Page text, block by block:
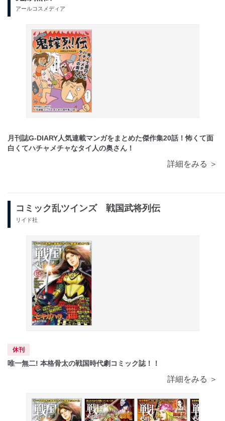
アールコスメディア
月刊誌G-DIARY人気連載マンガをまとめた傑作集20話！怖くて面
白くてハチャメチャなタイ人の奥さん！
詳細をみる ＞
コミック乱ツインズ 戦国武将列伝
リイド社
休刊
唯一無二! 本格骨太の戦国時代劇コミック誌！！
詳細をみる ＞